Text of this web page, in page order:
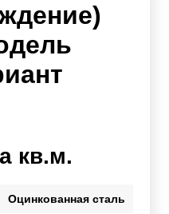
кв.м.
Оцинкованная сталь